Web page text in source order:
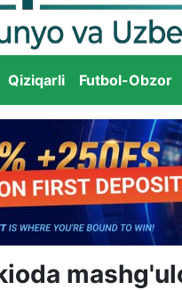
Qiziqarli Futbol-Obzor